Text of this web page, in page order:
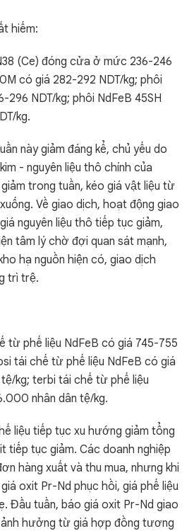
hiếm:
(Ce) đóng cửa ở mức 236-246
có giá 282-292 NDT/kg; phôi
296 NDT/kg; phôi NdFeB 45SH
kg.
này giảm đáng kể, chủ yếu do
- nguyên liệu thô chính của
trong tuần, kéo giá vật liệu từ
Về giao dịch, hoạt động giao
nguyên liệu thô tiếp tục giảm,
tâm lý chờ đợi quan sát mạnh,
hạ nguồn hiện có, giao dịch
trì trệ.
từ phế liệu NdFeB có giá 745-755
tái chế từ phế liệu NdFeB có giá
kg; terbi tái chế từ phế liệu
nhân dân tệ/kg.
liệu tiếp tục xu hướng giảm tổng
tiếp tục giảm. Các doanh nghiệp
hàng xuất và thu mua, nhưng khi
oxit Pr-Nd phục hồi, giá phế liệu
Đầu tuần, báo giá oxit Pr-Nd giao
ảnh hưởng từ giá hợp đồng tương